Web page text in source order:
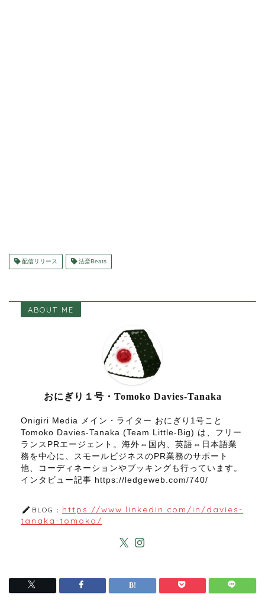
配信リリース 法斎Beats
ABOUT ME
おにぎり１号・Tomoko Davies-Tanaka
Onigiri Media メイン・ライター おにぎり1号こと
Tomoko Davies-Tanaka (Team Little-Big) は、フリー
ランスPRエージェント。海外⇔国内、英語⇔日本語業
務を中心に、スモールビジネスのPR業務のサポート
他、コーディネーションやブッキングも行っています。
インタビュー記事 https://ledgeweb.com/740/
BLOG： https://www.linkedin.com/in/davies-
tanaka-tomoko/